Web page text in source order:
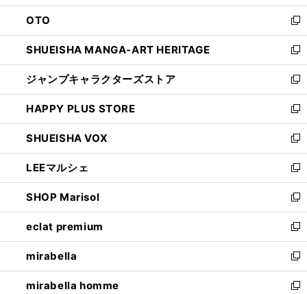
ウ
で
開
く
ン
ド
ウ
で
開
く
OTO
新
し
い
ウ
ィ
ン
ド
ウ
で
開
く
SHUEISHA MANGA-ART HERITAGE
新
し
い
ウ
ィ
ン
ド
ウ
で
開
く
ジャンプキャラクターズストア
新
し
い
ウ
ィ
ン
ド
ウ
で
開
く
HAPPY PLUS STORE
新
し
い
ウ
ィ
ン
ド
ウ
で
開
く
SHUEISHA VOX
新
し
い
ウ
ィ
ン
ド
ウ
で
開
く
LEEマルシェ
新
し
い
ウ
ィ
ン
ド
ウ
で
SHOP Marisol
新
し
い
ウ
ィ
ン
ド
eclat premium
新
し
い
ウ
ィ
mirabella
新
し
い
mirabella homme
新